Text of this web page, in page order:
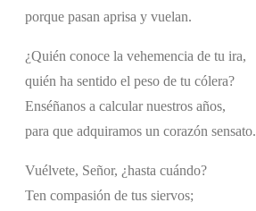
porque pasan aprisa y vuelan.
¿Quién conoce la vehemencia de tu ira,
quién ha sentido el peso de tu cólera?
Enséñanos a calcular nuestros años,
para que adquiramos un corazón sensato.
Vuélvete, Señor, ¿hasta cuándo?
Ten compasión de tus siervos;